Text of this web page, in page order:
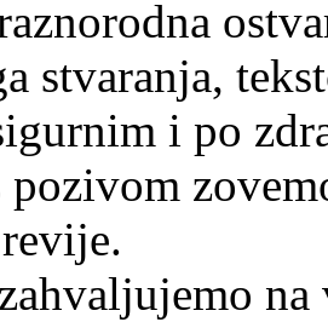
stvaranja,
i po
pozivom